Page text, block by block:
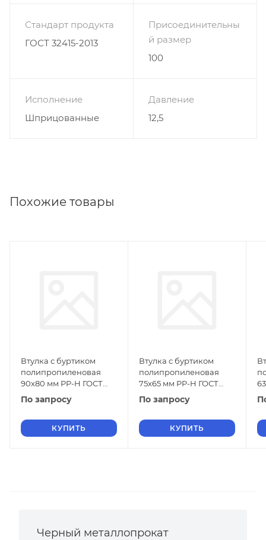
Стандарт продукта
ГОСТ 32415-2013
Присоединительны
й размер
100
Исполнение
Шприцованные
Давление
12,5
Похожие товары
Втулка с буртиком
полипропиленовая
90х80 мм PP-H ГОСТ
32415-2013
По запросу
КУПИТЬ
Втулка с буртиком
полипропиленовая
75х65 мм PP-H ГОСТ
32415-2013
По запросу
КУПИТЬ
Черный металлопрокат